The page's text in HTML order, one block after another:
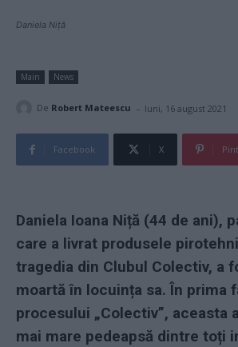
Daniela Niță
Main News
De Robert Mateescu - luni, 16 august 2021
Facebook X
Daniela Ioana Niță (44 de ani),
care a livrat produsele
tragedia din Clubul Colectiv, a
moartă în locuința sa. În prima
procesului „Colectiv”, aceasta
mai mare pedeapsă dintre toți